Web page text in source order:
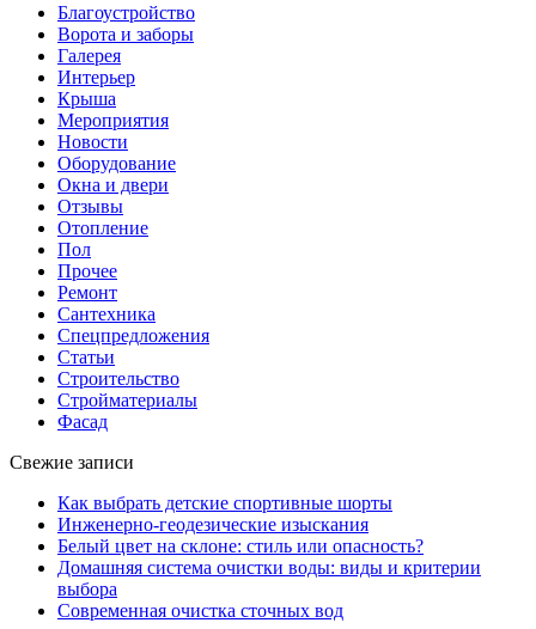
Благоустройство
Ворота и заборы
Галерея
Интерьер
Крыша
Мероприятия
Новости
Оборудование
Окна и двери
Отзывы
Отопление
Пол
Прочее
Ремонт
Сантехника
Спецпредложения
Статьи
Строительство
Стройматериалы
Фасад
Свежие записи
Как выбрать детские спортивные шорты
Инженерно-геодезические изыскания
Белый цвет на склоне: стиль или опасность?
Домашняя система очистки воды: виды и критерии
выбора
Современная очистка сточных вод